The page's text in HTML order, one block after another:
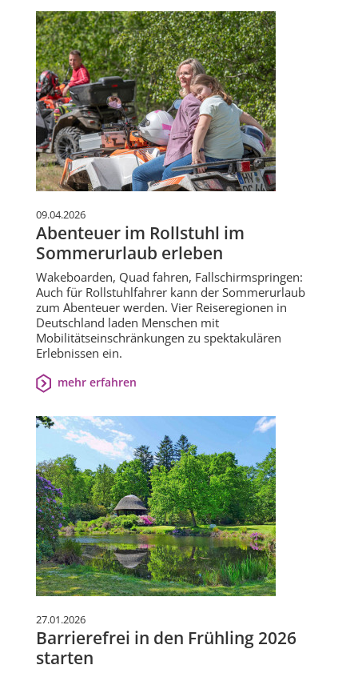
09.04.2026
Abenteuer im Rollstuhl im
Sommerurlaub erleben
Wakeboarden, Quad fahren, Fallschirmspringen:
Auch für Rollstuhlfahrer kann der Sommerurlaub
zum Abenteuer werden. Vier Reiseregionen in
Deutschland laden Menschen mit
Mobilitätseinschränkungen zu spektakulären
Erlebnissen ein.
mehr erfahren
27.01.2026
Barrierefrei in den Frühling 2026
starten